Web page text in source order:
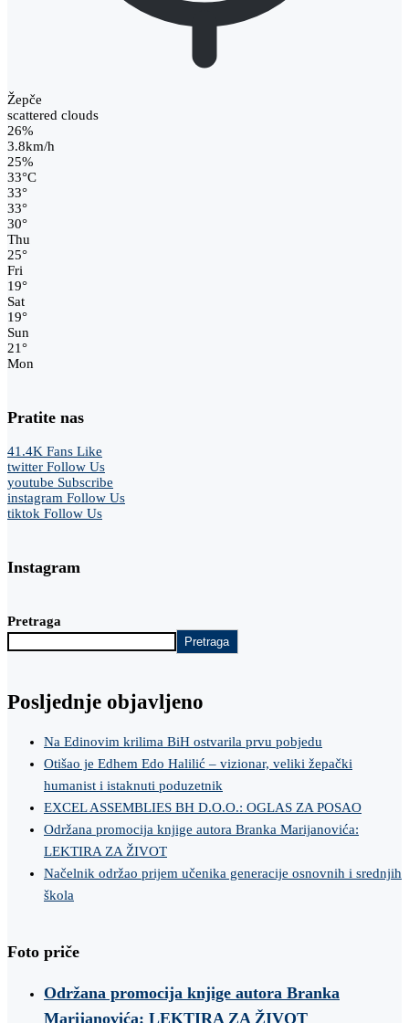
Žepče
scattered clouds
26%
3.8km/h
25%
33°C
33°
33°
30°
Thu
25°
Fri
19°
Sat
19°
Sun
21°
Mon
Pratite nas
41.4K Fans Like
twitter Follow Us
youtube Subscribe
instagram Follow Us
tiktok Follow Us
Instagram
Pretraga
Pretraga
Posljednje objavljeno
Na Edinovim krilima BiH ostvarila prvu pobjedu
Otišao je Edhem Edo Halilić – vizionar, veliki žepački
humanist i istaknuti poduzetnik
EXCEL ASSEMBLIES BH D.O.O.: OGLAS ZA POSAO
Održana promocija knjige autora Branka Marijanovića:
LEKTIRA ZA ŽIVOT
Načelnik održao prijem učenika generacije osnovnih i srednjih
škola
Foto priče
Održana promocija knjige autora Branka
Marijanovića: LEKTIRA ZA ŽIVOT